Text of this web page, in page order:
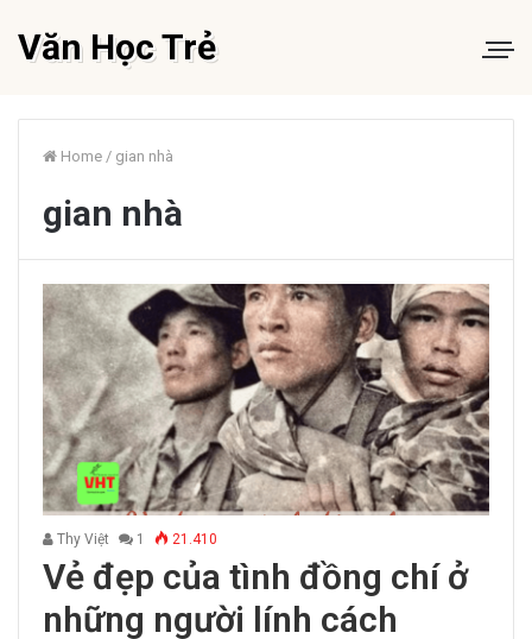
Văn Học Trẻ
Home / gian nhà
gian nhà
Thy Việt 1 21.410
Vẻ đẹp của tình đồng chí ở
những người lính cách